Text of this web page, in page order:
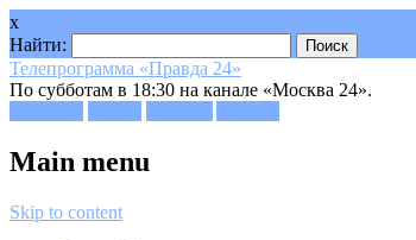
x
Найти:
Телепрограмма «Правда 24»
По субботам в 18:30 на канале «Москва 24».
Main menu
Skip to content